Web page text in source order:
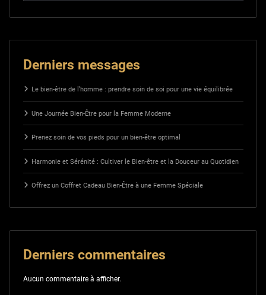
Derniers messages
Le bien-être de l’homme : prendre soin de soi pour une vie équilibrée
Une Journée Bien-Être pour la Femme Moderne
Prenez soin de vos pieds pour un bien-être optimal
Harmonie et Sérénité : Cultiver le Bien-être et la Douceur au Quotidien
Offrez un Coffret Cadeau Bien-Être à une Femme Spéciale
Derniers commentaires
Aucun commentaire à afficher.